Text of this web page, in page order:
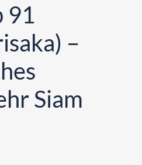
91
–
Siam